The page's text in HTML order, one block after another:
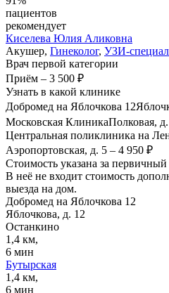
пациентов
рекомендует
Киселева Юлия Аликовна
Акушер, Гинеколог, УЗИ-
Врач первой категории
Приём – 3 500 ₽
Узнать в какой клинике
Добромед на Яблочкова 12
Московская КлиникаПолковая,
Центральная поликлиника на
Аэропортовская, д. 5 – 4 950 ₽
Стоимость указана за
В неё не входит стоимость
выезда на дом.
Добромед на Яблочкова 12
Яблочкова, д. 12
Останкино
1,4 км,
6 мин
Бутырская
1,4 км,
6 мин